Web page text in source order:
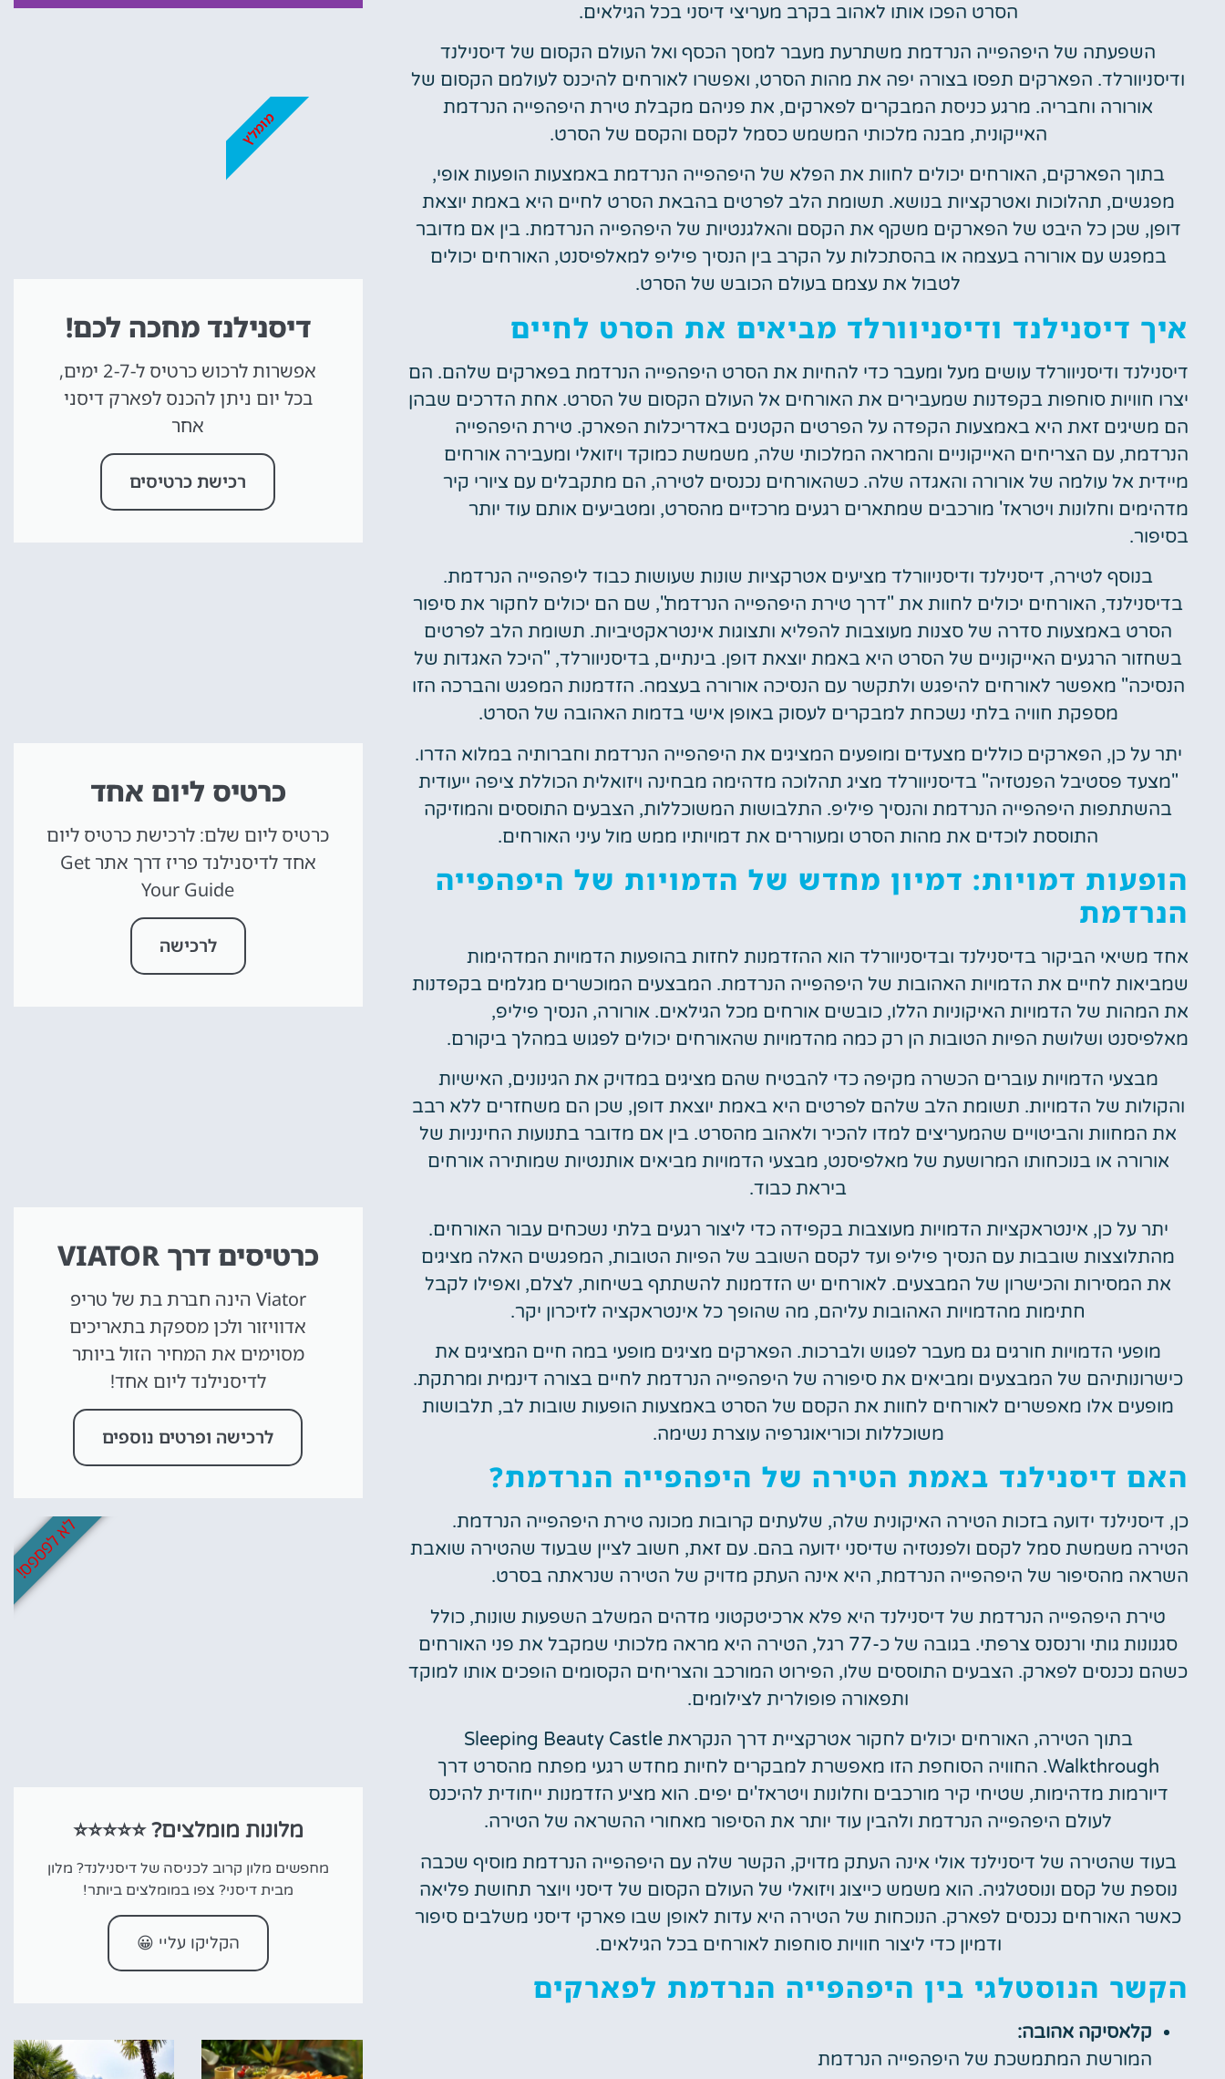
הסרט הפכו אותו לאהוב בקרב מעריצי דיסני בכל הגילאים.
השפעתה של היפהפייה הנרדמת משתרעת מעבר למסך הכסף ואל העולם הקסום של דיסנילנד
ודיסניוורלד. הפארקים תפסו בצורה יפה את מהות הסרט, ואפשרו לאורחים להיכנס לעולמם הקסום של
אורורה וחבריה. מרגע כניסת המבקרים לפארקים, את פניהם מקבלת טירת היפהפייה הנרדמת
האייקונית, מבנה מלכותי המשמש כסמל לקסם והקסם של הסרט.
בתוך הפארקים, האורחים יכולים לחוות את הפלא של היפהפייה הנרדמת באמצעות הופעות אופי,
מפגשים, תהלוכות ואטרקציות בנושא. תשומת הלב לפרטים בהבאת הסרט לחיים היא באמת יוצאת
דופן, שכן כל היבט של הפארקים משקף את הקסם והאלגנטיות של היפהפייה הנרדמת. בין אם מדובר
במפגש עם אורורה בעצמה או בהסתכלות על הקרב בין הנסיך פיליפ למאלפיסנט, האורחים יכולים
לטבול את עצמם בעולם הכובש של הסרט.
איך דיסנילנד ודיסניוורלד מביאים את הסרט לחיים
דיסנילנד ודיסניוורלד עושים מעל ומעבר כדי להחיות את הסרט היפהפייה הנרדמת בפארקים שלהם. הם
יצרו חוויות סוחפות בקפדנות שמעבירים את האורחים אל העולם הקסום של הסרט. אחת הדרכים שבהן
הם משיגים זאת היא באמצעות הקפדה על הפרטים הקטנים באדריכלות הפארק. טירת היפהפייה
הנרדמת, עם הצריחים האייקוניים והמראה המלכותי שלה, משמשת כמוקד ויזואלי ומעבירה אורחים
מיידית אל עולמה של אורורה והאגדה שלה. כשהאורחים נכנסים לטירה, הם מתקבלים עם ציורי קיר
מדהימים וחלונות ויטראז' מורכבים שמתארים רגעים מרכזיים מהסרט, ומטביעים אותם עוד יותר
בסיפור.
בנוסף לטירה, דיסנילנד ודיסניוורלד מציעים אטרקציות שונות שעושות כבוד ליפהפייה הנרדמת.
בדיסנילנד, האורחים יכולים לחוות את "דרך טירת היפהפייה הנרדמת", שם הם יכולים לחקור את סיפור
הסרט באמצעות סדרה של סצנות מעוצבות להפליא ותצוגות אינטראקטיביות. תשומת הלב לפרטים
בשחזור הרגעים האייקוניים של הסרט היא באמת יוצאת דופן. בינתיים, בדיסניוורלד, "היכל האגדות של
הנסיכה" מאפשר לאורחים להיפגש ולתקשר עם הנסיכה אורורה בעצמה. הזדמנות המפגש והברכה הזו
מספקת חוויה בלתי נשכחת למבקרים לעסוק באופן אישי בדמות האהובה של הסרט.
יתר על כן, הפארקים כוללים מצעדים ומופעים המציגים את היפהפייה הנרדמת וחברותיה במלוא הדרו.
"מצעד פסטיבל הפנטזיה" בדיסניוורלד מציג תהלוכה מדהימה מבחינה ויזואלית הכוללת ציפה ייעודית
בהשתתפות היפהפייה הנרדמת והנסיך פיליפ. התלבושות המשוכללות, הצבעים התוססים והמוזיקה
התוססת לוכדים את מהות הסרט ומעוררים את דמויותיו ממש מול עיני האורחים.
הופעות דמויות: דמיון מחדש של הדמויות של היפהפייה
הנרדמת
אחד משיאי הביקור בדיסנילנד ובדיסניוורלד הוא ההזדמנות לחזות בהופעות הדמויות המדהימות
שמביאות לחיים את הדמויות האהובות של היפהפייה הנרדמת. המבצעים המוכשרים מגלמים בקפדנות
את המהות של הדמויות האיקוניות הללו, כובשים אורחים מכל הגילאים. אורורה, הנסיך פיליפ,
מאלפיסנט ושלושת הפיות הטובות הן רק כמה מהדמויות שהאורחים יכולים לפגוש במהלך ביקורם.
מבצעי הדמויות עוברים הכשרה מקיפה כדי להבטיח שהם מציגים במדויק את הגינונים, האישיות
והקולות של הדמויות. תשומת הלב שלהם לפרטים היא באמת יוצאת דופן, שכן הם משחזרים ללא רבב
את המחוות והביטויים שהמעריצים למדו להכיר ולאהוב מהסרט. בין אם מדובר בתנועות החינניות של
אורורה או בנוכחותו המרושעת של מאלפיסנט, מבצעי הדמויות מביאים אותנטיות שמותירה אורחים
ביראת כבוד.
יתר על כן, אינטראקציות הדמויות מעוצבות בקפידה כדי ליצור רגעים בלתי נשכחים עבור האורחים.
מהתלוצצות שובבות עם הנסיך פיליפ ועד לקסם השובב של הפיות הטובות, המפגשים האלה מציגים
את המסירות והכישרון של המבצעים. לאורחים יש הזדמנות להשתתף בשיחות, לצלם, ואפילו לקבל
חתימות מהדמויות האהובות עליהם, מה שהופך כל אינטראקציה לזיכרון יקר.
מופעי הדמויות חורגים גם מעבר לפגוש ולברכות. הפארקים מציגים מופעי במה חיים המציגים את
כישרונותיהם של המבצעים ומביאים את סיפורה של היפהפייה הנרדמת לחיים בצורה דינמית ומרתקת.
מופעים אלו מאפשרים לאורחים לחוות את הקסם של הסרט באמצעות הופעות שובות לב, תלבושות
משוכללות וכוריאוגרפיה עוצרת נשימה.
האם דיסנילנד באמת הטירה של היפהפייה הנרדמת?
כן, דיסנילנד ידועה בזכות הטירה האיקונית שלה, שלעתים קרובות מכונה טירת היפהפייה הנרדמת.
הטירה משמשת סמל לקסם ולפנטזיה שדיסני ידועה בהם. עם זאת, חשוב לציין שבעוד שהטירה שואבת
השראה מהסיפור של היפהפייה הנרדמת, היא אינה העתק מדויק של הטירה שנראתה בסרט.
טירת היפהפייה הנרדמת של דיסנילנד היא פלא ארכיטקטוני מדהים המשלב השפעות שונות, כולל
סגנונות גותי ורנסנס צרפתי. בגובה של כ-77 רגל, הטירה היא מראה מלכותי שמקבל את פני האורחים
כשהם נכנסים לפארק. הצבעים התוססים שלו, הפירוט המורכב והצריחים הקסומים הופכים אותו למוקד
ותפאורה פופולרית לצילומים.
בתוך הטירה, האורחים יכולים לחקור אטרקציית דרך הנקראת Sleeping Beauty Castle
Walkthrough. החוויה הסוחפת הזו מאפשרת למבקרים לחיות מחדש רגעי מפתח מהסרט דרך
דיורמות מדהימות, שטיחי קיר מורכבים וחלונות ויטראז'ים יפים. הוא מציע הזדמנות ייחודית להיכנס
לעולם היפהפייה הנרדמת ולהבין עוד יותר את הסיפור מאחורי ההשראה של הטירה.
בעוד שהטירה של דיסנילנד אולי אינה העתק מדויק, הקשר שלה עם היפהפייה הנרדמת מוסיף שכבה
נוספת של קסם ונוסטלגיה. הוא משמש כייצוג ויזואלי של העולם הקסום של דיסני ויוצר תחושת פליאה
כאשר האורחים נכנסים לפארק. הנוכחות של הטירה היא עדות לאופן שבו פארקי דיסני משלבים סיפור
ודמיון כדי ליצור חוויות סוחפות לאורחים בכל הגילאים.
הקשר הנוסטלגי בין היפהפייה הנרדמת לפארקים
קלאסיקה אהובה:
המורשת המתמשכת של היפהפייה הנרדמת
מומלץ לקנות כרטיס
דיסנילנד מחכה לכם!
אפשרות לרכוש כרטיס ל-2-7 ימים,
בכל יום ניתן להכנס לפארק דיסני
אחר
רכישת כרטיסים
מומלץ
כרטיס ליום אחד
כרטיס ליום שלם: לרכישת כרטיס ליום
אחד לדיסנילנד פריז דרך אתר Get
Your Guide
לרכישה
כרטיסים דרך VIATOR
Viator הינה חברת בת של טריפ
אדוויזור ולכן מספקת בתאריכים
מסוימים את המחיר הזול ביותר
לדיסנילנד ליום אחד!
לרכישה ופרטים נוספים
מלונות מומלצים? ⭐⭐⭐⭐⭐
מחפשים מלון קרוב לכניסה של דיסנילנד? מלון
מבית דיסני? צפו במומלצים ביותר!
הקליקו עליי 😀
לא לפספס!